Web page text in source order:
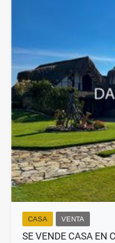
CASA VENTA
SE VENDE CASA EN